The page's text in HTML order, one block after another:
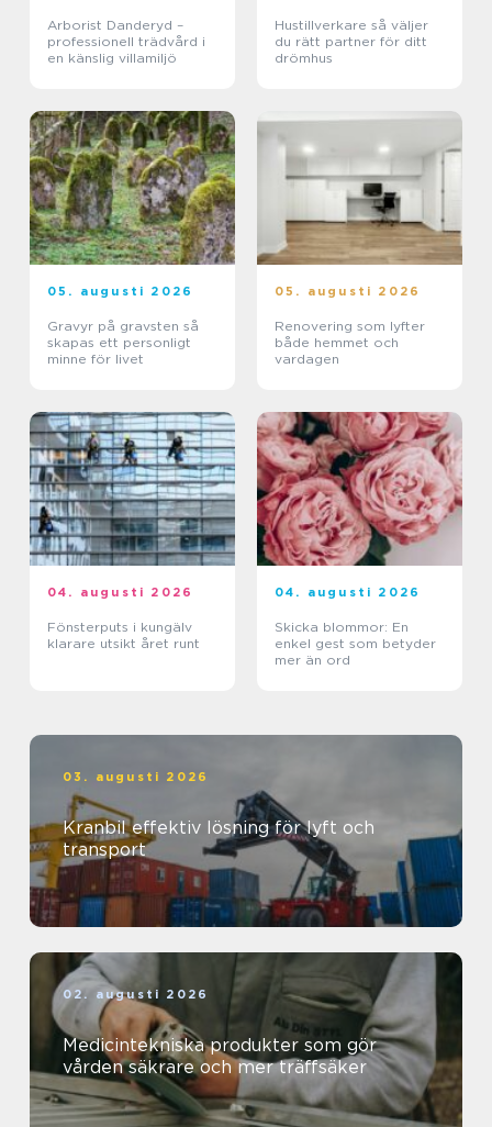
Arborist Danderyd –
professionell trädvård i
en känslig villamiljö
Hustillverkare så väljer
du rätt partner för ditt
drömhus
05. augusti 2026
Gravyr på gravsten så
skapas ett personligt
minne för livet
05. augusti 2026
Renovering som lyfter
både hemmet och
vardagen
04. augusti 2026
Fönsterputs i kungälv
klarare utsikt året runt
04. augusti 2026
Skicka blommor: En
enkel gest som betyder
mer än ord
03. augusti 2026
Kranbil effektiv lösning för lyft och
transport
02. augusti 2026
Medicintekniska produkter som gör
vården säkrare och mer träffsäker